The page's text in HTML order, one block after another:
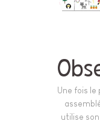
Une fois le
utilise